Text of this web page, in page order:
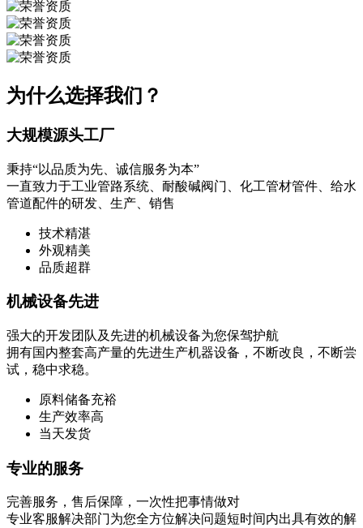
为什么选择我们？
大规模源头工厂
秉持“以品质为先、诚信服务为本”
一直致力于工业管路系统、耐酸碱阀门、化工管材管件、给水
管道配件的研发、生产、销售
技术精湛
外观精美
品质超群
机械设备先进
强大的开发团队及先进的机械设备为您保驾护航
拥有国内整套高产量的先进生产机器设备，不断改良，不断尝
试，稳中求稳。
原料储备充裕
生产效率高
当天发货
专业的服务
完善服务，售后保障，一次性把事情做对
专业客服解决部门为您全方位解决问题短时间内出具有效的解